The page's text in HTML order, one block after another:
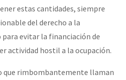
estas cantidades, siempre
del derecho a la
evitar la financiación de
actividad hostil a la ocupación.
que rimbombantemente llaman